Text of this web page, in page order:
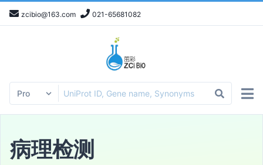
zcibio@163.com 021-65681082
病理检测